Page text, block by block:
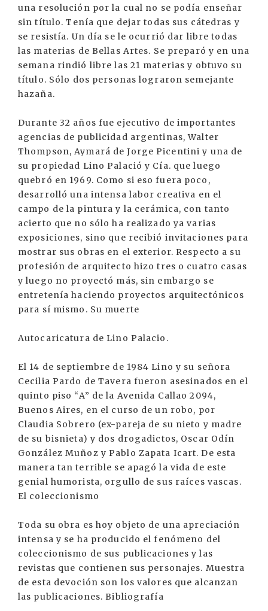
una resolución por la cual no se podía enseñar
sin título. Tenía que dejar todas sus cátedras y
se resistía. Un día se le ocurrió dar libre todas
las materias de Bellas Artes. Se preparó y en una
semana rindió libre las 21 materias y obtuvo su
título. Sólo dos personas lograron semejante
hazaña.
Durante 32 años fue ejecutivo de importantes
agencias de publicidad argentinas, Walter
Thompson, Aymará de Jorge Picentini y una de
su propiedad Lino Palació y Cía. que luego
quebró en 1969. Como si eso fuera poco,
desarrolló una intensa labor creativa en el
campo de la pintura y la cerámica, con tanto
acierto que no sólo ha realizado ya varias
exposiciones, sino que recibió invitaciones para
mostrar sus obras en el exterior. Respecto a su
profesión de arquitecto hizo tres o cuatro casas
y luego no proyectó más, sin embargo se
entretenía haciendo proyectos arquitectónicos
para sí mismo. Su muerte
Autocaricatura de Lino Palacio.
El 14 de septiembre de 1984 Lino y su señora
Cecilia Pardo de Tavera fueron asesinados en el
quinto piso “A” de la Avenida Callao 2094,
Buenos Aires, en el curso de un robo, por
Claudia Sobrero (ex-pareja de su nieto y madre
de su bisnieta) y dos drogadictos, Oscar Odín
González Muñoz y Pablo Zapata Icart. De esta
manera tan terrible se apagó la vida de este
genial humorista, orgullo de sus raíces vascas.
El coleccionismo
Toda su obra es hoy objeto de una apreciación
intensa y se ha producido el fenómeno del
coleccionismo de sus publicaciones y las
revistas que contienen sus personajes. Muestra
de esta devoción son los valores que alcanzan
las publicaciones. Bibliografía